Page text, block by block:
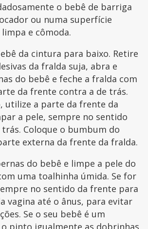
o bebê de barriga
ou numa superfície
e cômoda.
da cintura para baixo. Retire
da fralda suja, abra e
do bebê e feche a fralda com
da frente contra a de trás.
utilize a parte da frente da
a pele, sempre no sentido
Coloque o bumbum do
externa da frente da fralda.
do bebê e limpe a pele do
uma toalhinha úmida. Se for
no sentido da frente para
vagina até o ânus, para evitar
Se o seu bebê é um
pinto igualmente as dobrinhas